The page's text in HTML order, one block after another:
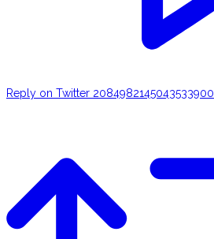
Reply on Twitter 2084982145043533900